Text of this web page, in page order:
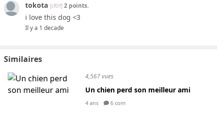
tokota [cf0!f] 2 points.
i love this dog <3
Il y a 1 decade
Similaires
4,567 vues
Un chien perd son meilleur ami
4 ans 6 com